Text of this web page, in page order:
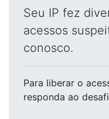
Seu IP fez
acessos
conosco.
Para liberar o
responda ao